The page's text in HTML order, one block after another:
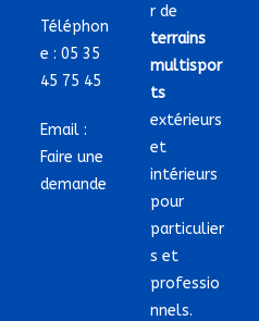
Téléphon
e :05 35
45 75 45
Email :
Faire une
demande
r de
terrains
multispor
ts
extérieurs
et
intérieurs
pour
particulier
s et
professio
nnels.